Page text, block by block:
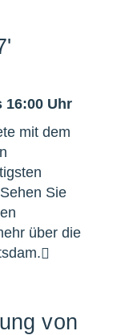
16:00 Uhr
mit dem
Sie
über die
von